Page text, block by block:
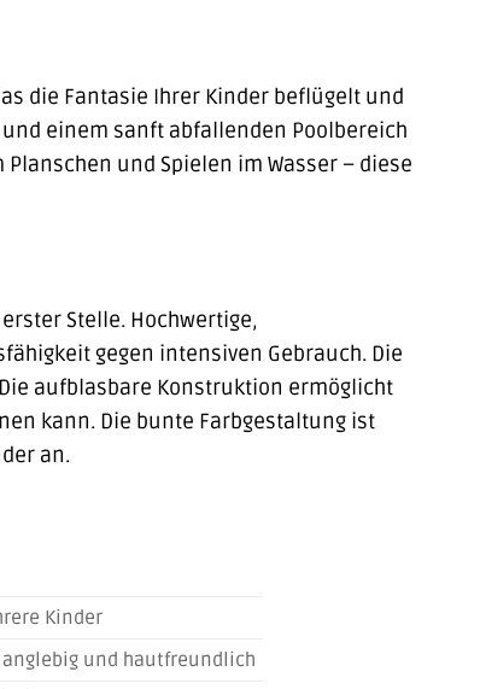
die Fantasie Ihrer Kinder beflügelt und
einem sanft abfallenden Poolbereich
und Spielen im Wasser – diese
Stelle. Hochwertige,
gegen intensiven Gebrauch. Die
aufblasbare Konstruktion ermöglicht
kann. Die bunte Farbgestaltung ist
an.
Kinder
langlebig und hautfreundlich